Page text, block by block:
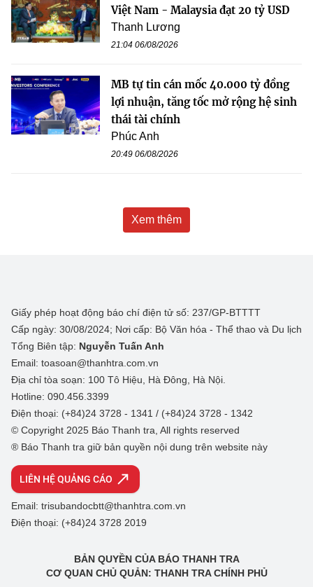
Việt Nam - Malaysia đạt 20 tỷ USD
Thanh Lương
21:04 06/08/2026
MB tự tin cán mốc 40.000 tỷ đồng
lợi nhuận, tăng tốc mở rộng hệ sinh
thái tài chính
Phúc Anh
20:49 06/08/2026
Xem thêm
Giấy phép hoạt động báo chí điện tử số: 237/GP-BTTTT
Cấp ngày: 30/08/2024; Nơi cấp: Bộ Văn hóa - Thể thao và Du lịch
Tổng Biên tập: Nguyễn Tuấn Anh
Email: toasoan@thanhtra.com.vn
Địa chỉ tòa soạn: 100 Tô Hiệu, Hà Đông, Hà Nội.
Hotline: 090.456.3399
Điện thoại: (+84)24 3728 - 1341 / (+84)24 3728 - 1342
© Copyright 2025 Báo Thanh tra, All rights reserved
® Báo Thanh tra giữ bản quyền nội dung trên website này
LIÊN HỆ QUẢNG CÁO
Email: trisubandocbtt@thanhtra.com.vn
Điện thoại: (+84)24 3728 2019
BẢN QUYỀN CỦA BÁO THANH TRA
CƠ QUAN CHỦ QUẢN: THANH TRA CHÍNH PHỦ